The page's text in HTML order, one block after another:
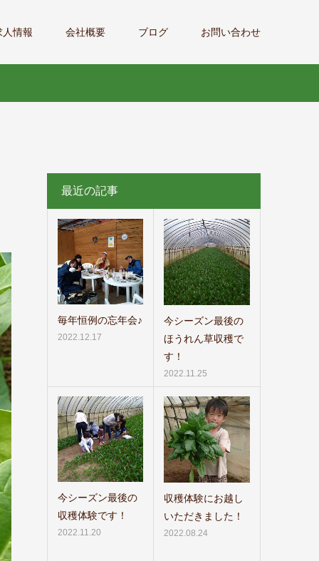
人情報 会社概要 ブログ お問い合わせ
最近の記事
毎年恒例の忘年会♪
2022.12.17
今シーズン最後の
ほうれん草収穫で
す！
2022.11.25
今シーズン最後の
収穫体験です！
2022.11.20
収穫体験にお越し
いただきました！
2022.08.24